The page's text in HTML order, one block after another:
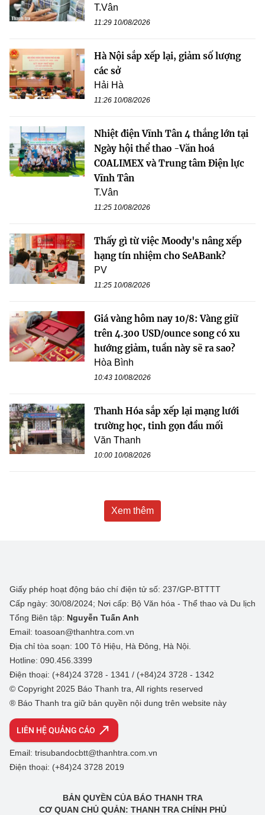
T.Vân
11:29 10/08/2026
Hà Nội sắp xếp lại, giảm số lượng
các sở
Hải Hà
11:26 10/08/2026
Nhiệt điện Vĩnh Tân 4 thắng lớn tại
Ngày hội thể thao -Văn hoá
COALIMEX và Trung tâm Điện lực
Vĩnh Tân
T.Vân
11:25 10/08/2026
Thấy gì từ việc Moody's nâng xếp
hạng tín nhiệm cho SeABank?
PV
11:25 10/08/2026
Giá vàng hôm nay 10/8: Vàng giữ
trên 4.300 USD/ounce song có xu
hướng giảm, tuần này sẽ ra sao?
Hòa Bình
10:43 10/08/2026
Thanh Hóa sắp xếp lại mạng lưới
trường học, tinh gọn đầu mối
Văn Thanh
10:00 10/08/2026
Xem thêm
Giấy phép hoạt động báo chí điện tử số: 237/GP-BTTTT
Cấp ngày: 30/08/2024; Nơi cấp: Bộ Văn hóa - Thể thao và Du lịch
Tổng Biên tập: Nguyễn Tuấn Anh
Email: toasoan@thanhtra.com.vn
Địa chỉ tòa soạn: 100 Tô Hiệu, Hà Đông, Hà Nội.
Hotline: 090.456.3399
Điện thoại: (+84)24 3728 - 1341 / (+84)24 3728 - 1342
© Copyright 2025 Báo Thanh tra, All rights reserved
® Báo Thanh tra giữ bản quyền nội dung trên website này
LIÊN HỆ QUẢNG CÁO
Email: trisubandocbtt@thanhtra.com.vn
Điện thoại: (+84)24 3728 2019
BẢN QUYỀN CỦA BÁO THANH TRA
CƠ QUAN CHỦ QUẢN: THANH TRA CHÍNH PHỦ